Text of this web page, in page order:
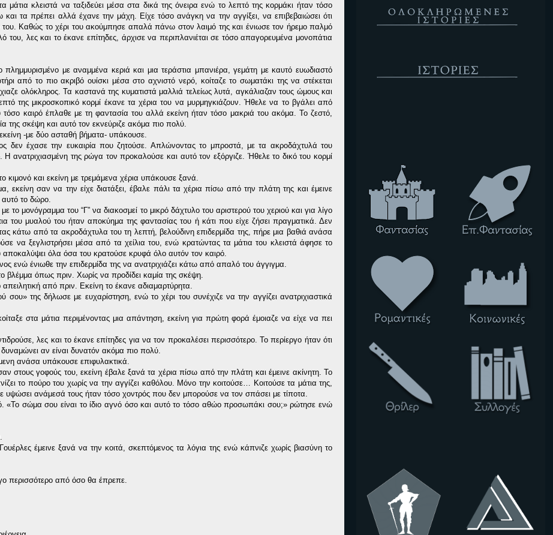
κλειστά να ταξιδεύει μέσα στα δικά της όνειρα ενώ το λεπτό της κορμάκι ήταν τόσο
τα πρέπει αλλά έχανε την μάχη. Είχε τόσο ανάγκη να την αγγίξει, να επιβεβαιώσει ότι
Καθώς το χέρι του ακούμπησε απαλά πάνω στον λαιμό της και ένιωσε τον ήρεμο παλμό
του, λες και το έκανε επίτηδες, άρχισε να περιπλανιέται σε τόσο απαγορευμένα μονοπάτια
με αναμμένα κεριά και μια τεράστια μπανιέρα, γεμάτη με καυτό ευωδιαστό
από το πιο ακριβό ουίσκι μέσα στο αχνιστό νερό, κοίταζε το σωματάκι της να στέκεται
ολόκληρος. Τα καστανά της κυματιστά μαλλιά τελείως λυτά, αγκάλιαζαν τους ώμους και
της μικροσκοπικό κορμί έκανε τα χέρια του να μυρμηγκιάζουν. Ήθελε να το βγάλει από
καιρό έπλαθε με τη φαντασία του αλλά εκείνη ήταν τόσο μακριά του ακόμα. Το ζεστό,
της σκέψη και αυτό τον εκνεύριζε ακόμα πιο πολύ.
-με δύο ασταθή βήματα- υπάκουσε.
δεν έχασε την ευκαιρία που ζητούσε. Απλώνοντας το μπροστά, με τα ακροδάχτυλά του
ανατριχιασμένη της ρώγα τον προκαλούσε και αυτό τον εξόργιζε. Ήθελε το δικό του κορμί
και εκείνη με τρεμάμενα χέρια υπάκουσε ξανά.
σαν να την είχε διατάξει, έβαλε πάλι τα χέρια πίσω από την πλάτη της και έμεινε
αυτό το δώρο.
μονόγραμμα του “Γ” να διακοσμεί το μικρό δάχτυλο του αριστερού του χεριού και για λίγο
του μυαλού του ήταν αποκύημα της φαντασίας του ή κάτι που είχε ζήσει πραγματικά. Δεν
κάτω από τα ακροδάχτυλα του τη λεπτή, βελούδινη επιδερμίδα της, πήρε μια βαθιά ανάσα
να ξεγλιστρήσει μέσα από τα χείλια του, ενώ κρατώντας τα μάτια του κλειστά άφησε το
αποκαλύψει όλα όσα του κρατούσε κρυφά όλο αυτόν τον καιρό.
ενώ ένιωθε την επιδερμίδα της να ανατριχιάζει κάτω από απαλό του άγγιγμα.
βλέμμα όπως πριν. Χωρίς να προδίδει καμία της σκέψη.
από πριν. Εκείνη το έκανε αδιαμαρτύρητα.
της δήλωσε με ευχαρίστηση, ενώ το χέρι του συνέχιζε να την αγγίζει ανατριχιαστικά
στα μάτια περιμένοντας μια απάντηση, εκείνη για πρώτη φορά έμοιαζε να είχε να πει
λες και το έκανε επίτηδες για να τον προκαλέσει περισσότερο. Το περίεργο ήταν ότι
αν είναι δυνατόν ακόμα πιο πολύ.
ανάσα υπάκουσε επιφυλακτικά.
στους γοφούς του, εκείνη έβαλε ξανά τα χέρια πίσω από την πλάτη και έμεινε ακίνητη. Το
το πούρο του χωρίς να την αγγίζει καθόλου. Μόνο την κοιτούσε… Κοιτούσε τα μάτια της,
υψώσει ανάμεσά τους ήταν τόσο χοντρός που δεν μπορούσε να τον σπάσει με τίποτα.
«Το σώμα σου είναι το ίδιο αγνό όσο και αυτό το τόσο αθώο προσωπάκι σου;» ρώτησε ενώ
έμεινε ξανά να την κοιτά, σκεπτόμενος τα λόγια της ενώ κάπνιζε χωρίς βιασύνη το
περισσότερο από όσο θα έπρεπε.